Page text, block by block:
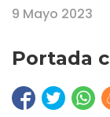
9 Mayo 2023
Portada